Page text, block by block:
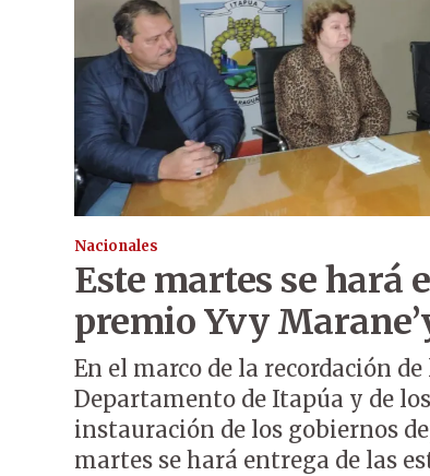
Nacionales
Este martes se hará
premio Yvy
En el marco de la recordación
Departamento de Itapúa y de
instauración de los gobiernos
martes se hará entrega de las